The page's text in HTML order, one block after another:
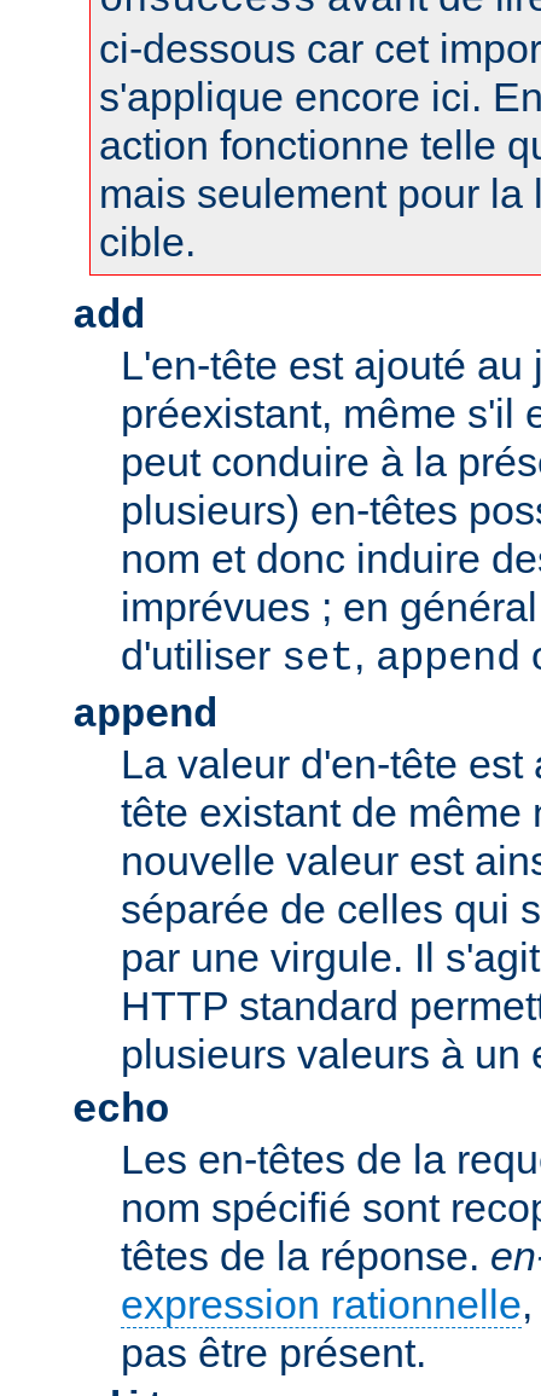
ci-dessous car cet
s'applique encore ici.
action fonctionne telle
mais seulement pour la
cible.
add
L'en-tête est ajouté au
préexistant, même s'il
peut conduire à la
plusieurs) en-têtes
nom et donc induire
imprévues ; en
d'utiliser set, append
append
La valeur d'en-tête est
tête existant de même
nouvelle valeur est
séparée de celles qui
par une virgule. Il
HTTP standard
plusieurs valeurs à un
echo
Les en-têtes de la
nom spécifié sont
têtes de la réponse.
expression rationnelle
pas être présent.